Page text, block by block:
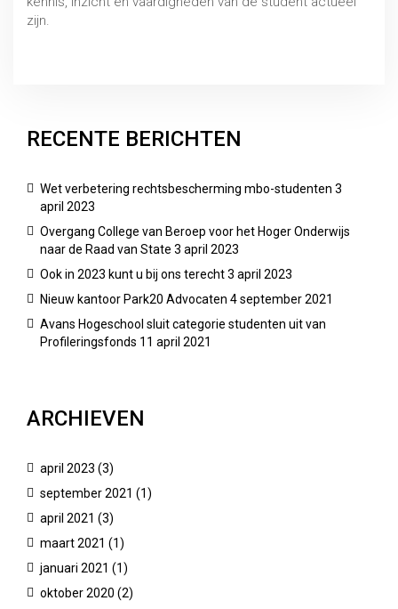
zijn.
RECENTE BERICHTEN
Wet verbetering rechtsbescherming mbo-studenten 3
april 2023
Overgang College van Beroep voor het Hoger Onderwijs
naar de Raad van State 3 april 2023
Ook in 2023 kunt u bij ons terecht3 april 2023
Nieuw kantoor Park20 Advocaten 4 september 2021
Avans Hogeschool sluit categorie studenten uit van
Profileringsfonds 11 april 2021
ARCHIEVEN
april 2023 (3)
september 2021 (1)
april 2021 (3)
maart 2021 (1)
januari 2021 (1)
oktober 2020 (2)